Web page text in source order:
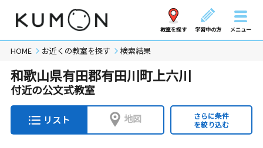
教室を探す 学習中の方 メニュー
HOME お近くの教室を探す 検索結果
和歌山県有田郡有田川町上六川
付近の公文式教室
リスト 地図
さらに条件
を絞り込む